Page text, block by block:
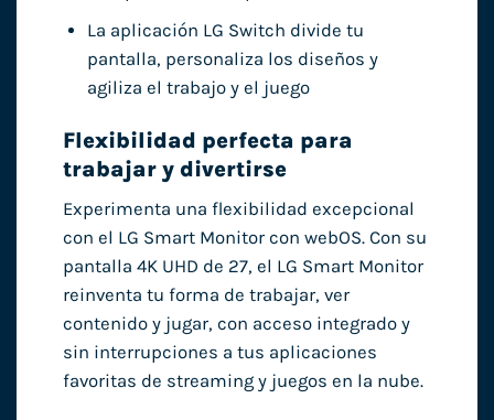
La aplicación LG Switch divide tu
pantalla, personaliza los diseños y
agiliza el trabajo y el juego
Flexibilidad perfecta para
trabajar y divertirse
Experimenta una flexibilidad excepcional
con el LG Smart Monitor con webOS. Con su
pantalla 4K UHD de 27, el LG Smart Monitor
reinventa tu forma de trabajar, ver
contenido y jugar, con acceso integrado y
sin interrupciones a tus aplicaciones
favoritas de streaming y juegos en la nube.